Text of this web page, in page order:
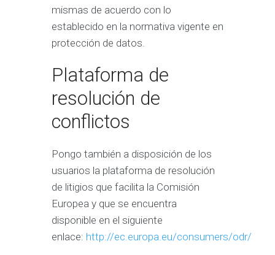
mismas de acuerdo con lo
establecido en la normativa vigente en
protección de datos.
Plataforma de
resolución de
conflictos
Pongo también a disposición de los
usuarios la plataforma de resolución
de litigios que facilita la Comisión
Europea y que se encuentra
disponible en el siguiente
enlace: http://ec.europa.eu/consumers/odr/